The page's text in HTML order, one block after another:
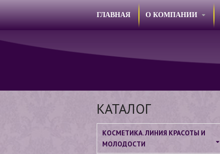
ГЛАВНАЯ О КОМПАНИИ
КАТАЛОГ
КОСМЕТИКА. ЛИНИЯ КРАСОТЫ И
МОЛОДОСТИ